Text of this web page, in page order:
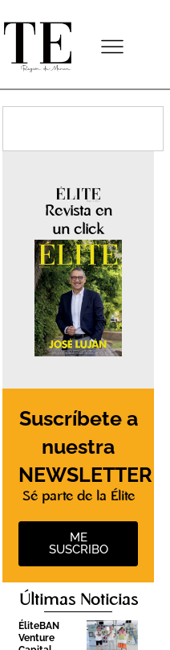
Revista en
un click
Suscríbete a
nuestra
NEWSLETTER
Sé parte de la Élite
ME
SUSCRIBO
Últimas Noticias
ÉliteBAN
Venture